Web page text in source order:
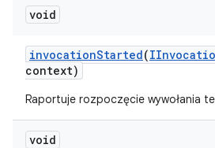
void
invocationStarted(
context)
Raportuje rozpoczęcie wywołania
void